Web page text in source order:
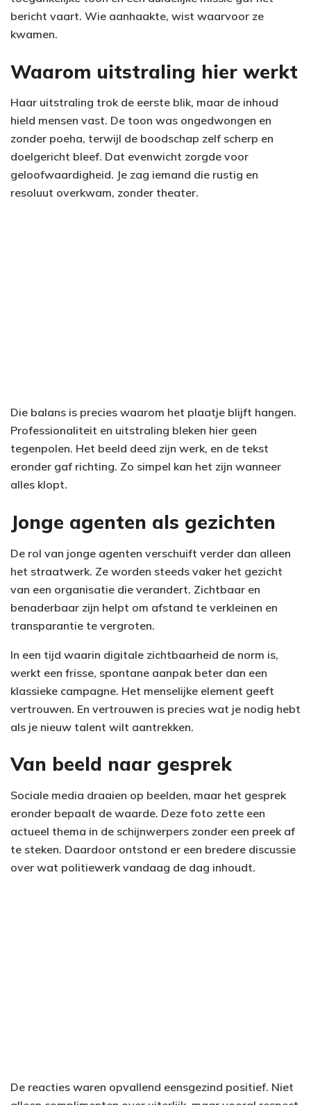
bericht vaart. Wie aanhaakte, wist waarvoor ze
kwamen.
Waarom uitstraling hier werkt
Haar uitstraling trok de eerste blik, maar de inhoud
hield mensen vast. De toon was ongedwongen en
zonder poeha, terwijl de boodschap zelf scherp en
doelgericht bleef. Dat evenwicht zorgde voor
geloofwaardigheid. Je zag iemand die rustig en
resoluut overkwam, zonder theater.
Die balans is precies waarom het plaatje blijft hangen.
Professionaliteit en uitstraling bleken hier geen
tegenpolen. Het beeld deed zijn werk, en de tekst
eronder gaf richting. Zo simpel kan het zijn wanneer
alles klopt.
Jonge agenten als gezichten
De rol van jonge agenten verschuift verder dan alleen
het straatwerk. Ze worden steeds vaker het gezicht
van een organisatie die verandert. Zichtbaar en
benaderbaar zijn helpt om afstand te verkleinen en
transparantie te vergroten.
In een tijd waarin digitale zichtbaarheid de norm is,
werkt een frisse, spontane aanpak beter dan een
klassieke campagne. Het menselijke element geeft
vertrouwen. En vertrouwen is precies wat je nodig hebt
als je nieuw talent wilt aantrekken.
Van beeld naar gesprek
Sociale media draaien op beelden, maar het gesprek
eronder bepaalt de waarde. Deze foto zette een
actueel thema in de schijnwerpers zonder een preek af
te steken. Daardoor ontstond er een bredere discussie
over wat politiewerk vandaag de dag inhoudt.
De reacties waren opvallend eensgezind positief. Niet